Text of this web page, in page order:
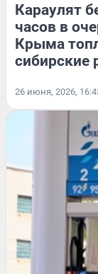
Караулят
часов в
Крыма
сибирские
26 июня, 2026,